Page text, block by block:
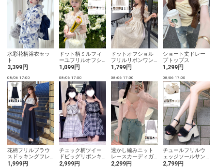
水彩花柄浴衣セッ
ト
3,399円
ドット柄ミルフィ
ーユフリルオフシ
ョルダートップス
1,099円
ドットオフショル
フリルリボンワン
ピース
1,799円
ショート丈ドレー
プトップス
1,299円
08/06 17:00
花柄フリルブラウ
スドッキングフレ
アワンピース
1,999円
08/06 17:00
チェック柄ツイー
ドビッグリボンキ
ャミソールミニワ
2,999円
08/06 17:00
透かし編みニット
レースカーディガ
ン
2,299円
08/06 17:00
チュールフリルウ
ェッジソールサン
ダル
2,799円